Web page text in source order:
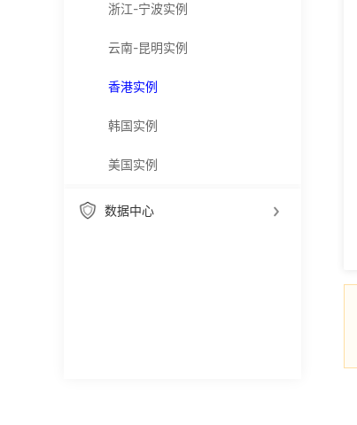
浙江-宁波实例
云南-昆明实例
香港实例
韩国实例
美国实例
数据中心